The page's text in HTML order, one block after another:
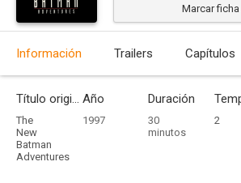
Marcar ficha
Información Trailers Capítulos
Título original
The
New
Batman
Adventures
Año
1997
Duración
30
minutos
2